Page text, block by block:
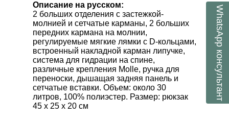
Описание на русском:
2 больших отделения с застежкой-
молнией и сетчатые карманы, 2 больших
передних кармана на молнии,
регулируемые мягкие лямки с D-кольцами,
встроенный накладной карман липучке,
система для гидрации на спине,
различные крепления Molle, ручка для
переноски, дышащая задняя панель и
сетчатые вставки. Объем: около 30
литров, 100% полиэстер. Размер: рюкзак
45 х 25 х 20 см
WhatsApp
консультант